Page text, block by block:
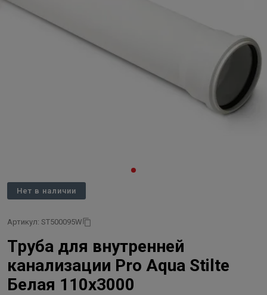
Нет в наличии
Артикул: ST500095W
Труба для внутренней
канализации Pro Aqua Stilte
Белая 110x3000